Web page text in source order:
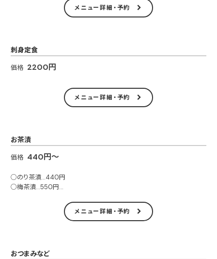
メニュー詳細・予約
刺身定食
価格 2200円
メニュー詳細・予約
お茶漬
価格 440円～
○のり茶漬…440円
○梅茶漬…550円
メニュー詳細・予約
おつまみなど